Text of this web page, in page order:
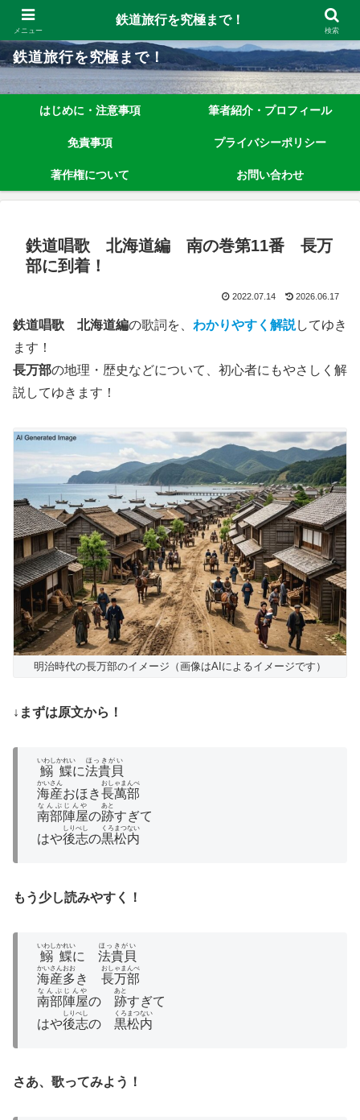
鉄道旅行を究極まで楽しむノウハウを、わかりやすく解説しています！
鉄道旅行を究極まで！
はじめに・注意事項 筆者紹介・プロフィール
免責事項 プライバシーポリシー
著作権について お問い合わせ
鉄道唱歌 北海道編 南の巻第11番 長万
部に到着！
2022.07.14 2026.06.17
鉄道唱歌 北海道編の歌詞を、 わかりやすく解説してゆき
ます！
長万部の地理・歴史などについて、初心者にもやさしく解
説してゆきます！
明治時代の長万部のイメージ（画像はAIによるイメージです）
↓まずは原文から！
鰯
いわし
鰈
かれい
に法貴貝
ほっきがい
海産
かいさん
おほき長萬部
おしゃまんべ
南部陣屋
なんぶじんや
の跡
あと
すぎて
はや後志
しりべし
の黒松内
くろまつない
もう少し読みやすく！
鰯
いわし
鰈
かれい
に 法貴貝
ほっきがい
海産
かいさん
多
おお
き 長万部
おしゃまんべ
南部陣屋
なんぶじんや
の 跡
あと
すぎて
はや後志
しりべし
の 黒松内
くろまつない
さあ、歌ってみよう！
メニュー
鉄道旅行を究極まで！
検索